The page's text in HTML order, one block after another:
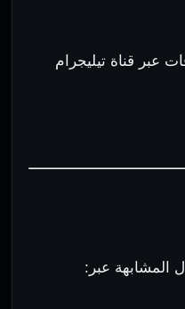
عبر قناة تيليجرام
المشابهة عبر: